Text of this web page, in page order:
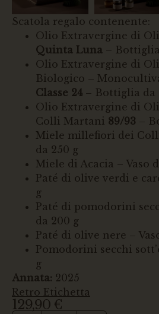
Scatola regalo contenente:
Olio Extravergine di
Quinta Luna –
Olio Extravergine di
Biologico –
Classe 24 – Bottiglia da
Olio Extravergine di
Colli Martani 89/93 –
Miele millefiori dei
da 250 g
Miele di Acacia – Vaso
Paté di olive verdi e
g
Paté di pomodorini
da 200 g
Paté di olive nere –
Pomodorini secchi
g
Annata: 2025
Retro Etichetta
129,90 €